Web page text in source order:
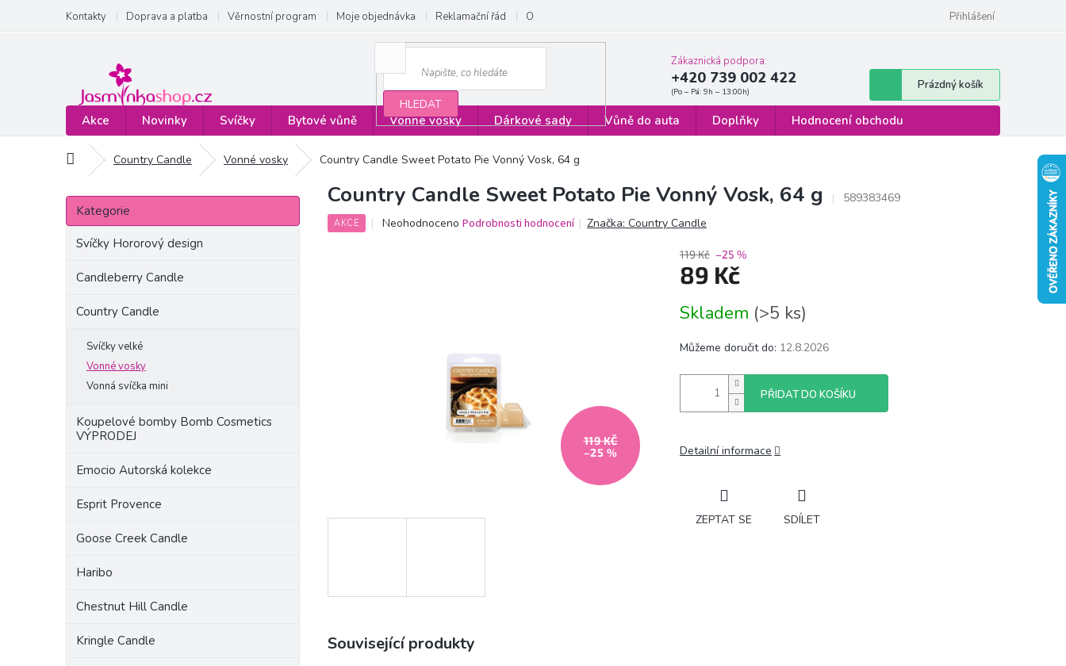
obsah
Kontakty Doprava a platba Věrnostní program Moje objednávka Reklamační řád Obchodní podmínky Formulář pro odstoupení od smlouvy
Přihlášení
HLEDAT
Zákaznická podpora:
+420 739 002 422
Nákupní
košík
Prázdný košík
Akce Novinky Svíčky Bytové vůně Vonné vosky Dárkové sady Vůně do auta Doplňky Hodnocení obchodu
Domů Country Candle Vonné vosky Country Candle Sweet Potato Pie Vonný Vosk, 64 g
P
s
Přeskočit
kategorie
Kategorie
Svíčky Hororový design
Candleberry Candle
Country Candle
Svíčky velké
Vonné vosky
Vonná svíčka mini
Koupelové bomby Bomb Cosmetics
VÝPRODEJ
Emocio Autorská kolekce
Esprit Provence
Goose Creek Candle
Haribo
Chestnut Hill Candle
Kringle Candle
Country Candle Sweet Potato Pie Vonný Vosk, 64 g 589383469
AKCE
Průměrné
Neohodnoceno Podrobnosti hodnocení Značka:Country Candle
119 KČ
–25 %
119 Kč –25 %
89 Kč
cena:
Skladem (>5 ks)
Můžeme doručit do: 12.8.2026
PŘIDAT DO KOŠÍKU
Detailní informace
ZEPTAT SE SDÍLET
Související produkty